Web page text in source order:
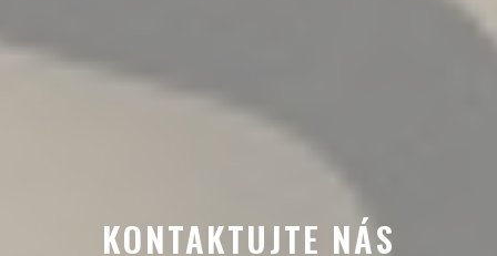
KONTAKTUJTE NÁS